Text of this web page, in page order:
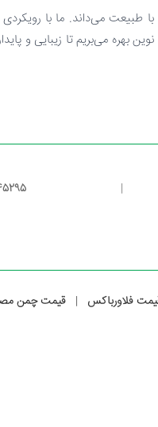
طبیعت می‌داند. ما با
بهره می‌بریم تا زیبایی و
|
فلاورباکس قیمت چمن